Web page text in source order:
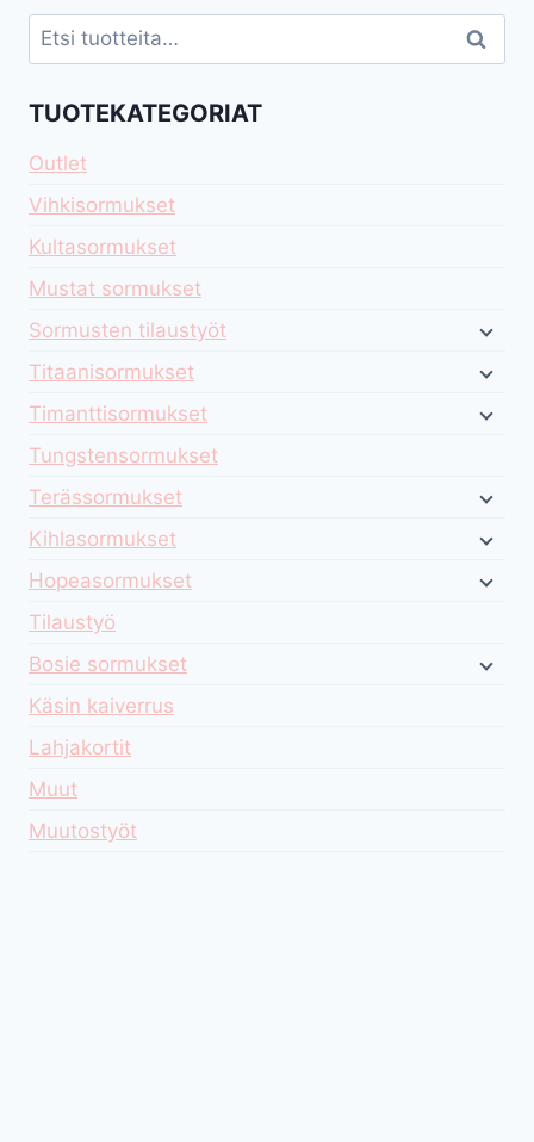
Etsi: Haku
TUOTEKATEGORIAT
Outlet
Vihkisormukset
Kultasormukset
Mustat sormukset
Sormusten tilaustyöt
Titaanisormukset
Timanttisormukset
Tungstensormukset
Terässormukset
Kihlasormukset
Hopeasormukset
Tilaustyö
Bosie sormukset
Käsin kaiverrus
Lahjakortit
Muut
Muutostyöt